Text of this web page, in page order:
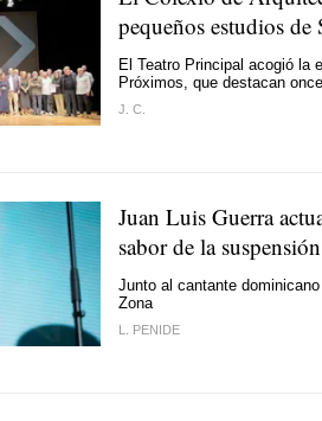
pequeños estudios de
El Teatro Principal acogió la
Próximos, que destacan
J. C.
Juan Luis Guerra
sabor de la
Junto al cantante
Zona
L. PENIDE